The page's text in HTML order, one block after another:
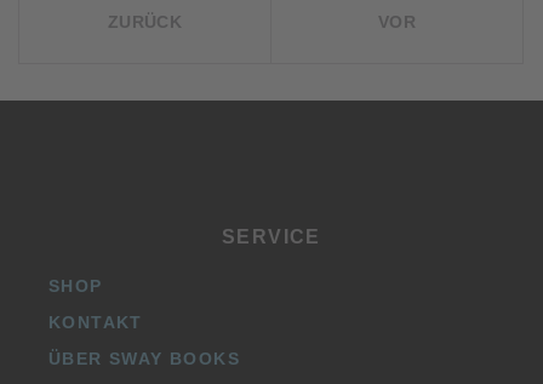
ZURÜCK VOR
SERVICE
SHOP
KONTAKT
ÜBER SWAY BOOKS